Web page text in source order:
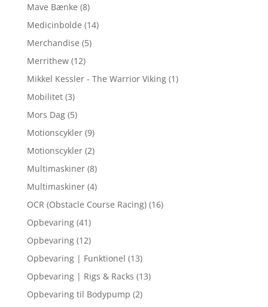
Mave Bænke (8)
Medicinbolde (14)
Merchandise (5)
Merrithew (12)
Mikkel Kessler - The Warrior Viking (1)
Mobilitet (3)
Mors Dag (5)
Motionscykler (9)
Motionscykler (2)
Multimaskiner (8)
Multimaskiner (4)
OCR (Obstacle Course Racing) (16)
Opbevaring (41)
Opbevaring (12)
Opbevaring | Funktionel (13)
Opbevaring | Rigs & Racks (13)
Opbevaring til Bodypump (2)